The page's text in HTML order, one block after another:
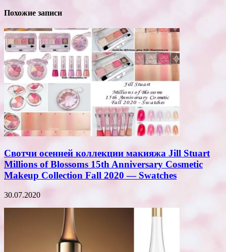
Похожие записи
Свотчи осенней коллекции макияжа Jill Stuart
Millions of Blossoms 15th Anniversary Cosmetic
Makeup Collection Fall 2020 — Swatches
30.07.2020